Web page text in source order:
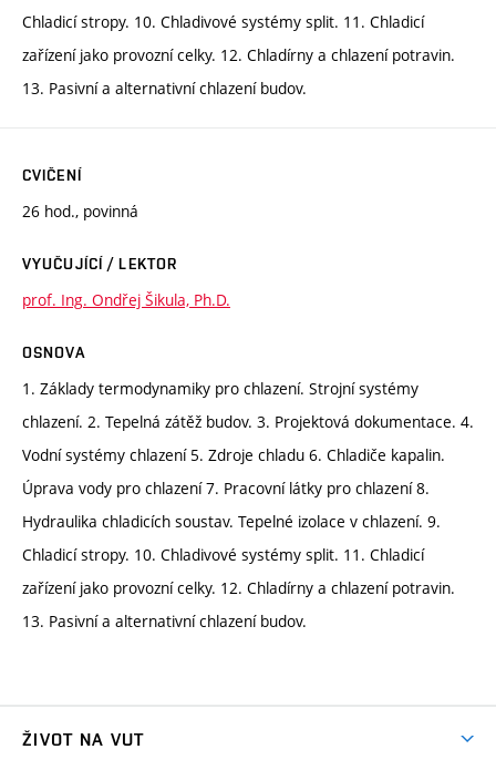
Chladicí stropy. 10. Chladivové systémy split. 11. Chladicí
zařízení jako provozní celky. 12. Chladírny a chlazení potravin.
13. Pasivní a alternativní chlazení budov.
CVIČENÍ
26 hod., povinná
VYUČUJÍCÍ / LEKTOR
prof. Ing. Ondřej Šikula, Ph.D.
OSNOVA
1. Základy termodynamiky pro chlazení. Strojní systémy
chlazení. 2. Tepelná zátěž budov. 3. Projektová dokumentace. 4.
Vodní systémy chlazení 5. Zdroje chladu 6. Chladiče kapalin.
Úprava vody pro chlazení 7. Pracovní látky pro chlazení 8.
Hydraulika chladicích soustav. Tepelné izolace v chlazení. 9.
Chladicí stropy. 10. Chladivové systémy split. 11. Chladicí
zařízení jako provozní celky. 12. Chladírny a chlazení potravin.
13. Pasivní a alternativní chlazení budov.
ŽIVOT NA VUT